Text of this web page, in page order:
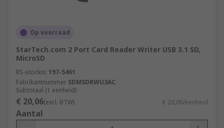
Op voorraad
StarTech.com 2 Port Card Reader Writer USB 3.1 SD,
MicroSD
RS-stocknr. 197-5461
Fabrikantnummer SDMSDRWU3AC
Subtotaal (1 eenheid)
€ 20,06(excl. BTW) € 20,06/eenheid
Aantal